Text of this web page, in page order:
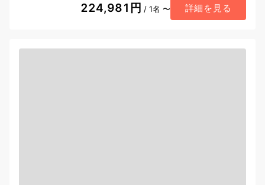
224,981円 / 1名 〜 詳細を見る